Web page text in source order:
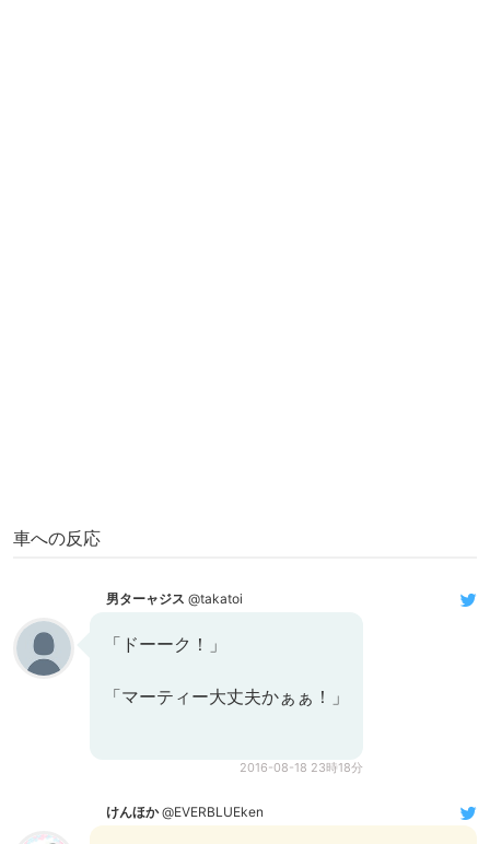
車への反応
男ターャジス @takatoi
「ドーーク！」
「マーティー大丈夫かぁぁ！」
2016-08-18 23時18分
けんほか@EVERBLUEken